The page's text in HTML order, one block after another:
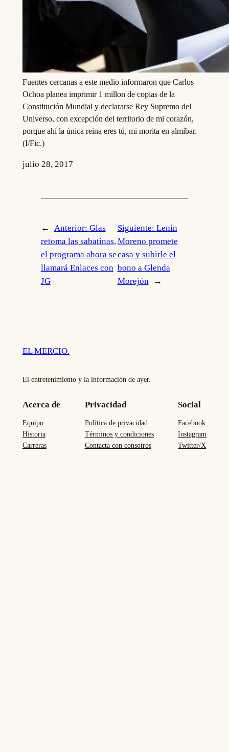
Fuentes cercanas a este medio informaron que Carlos
Ochoa planea imprimir 1 millon de copias de la
Constitución Mundial y declararse Rey Supremo del
Universo, con excepción del territorio de mi corazón,
porque ahí la única reina eres tú, mi morita en almíbar.
(I/Fic.)
julio 28, 2017
← Anterior: Glas
retoma las sabatinas,
el programa ahora se
llamará Enlaces con
JG
Siguiente: Lenín
Moreno promete
casa y subirle el
bono a Glenda
Morejón
→
EL MERCIO.
El entretenimiento y la información de ayer.
Acerca de
Equipo
Historia
Carreras
Privacidad
Política de privacidad
Términos y condiciones
Contacta con consotros
Social
Facebook
Instagram
Twitter/X